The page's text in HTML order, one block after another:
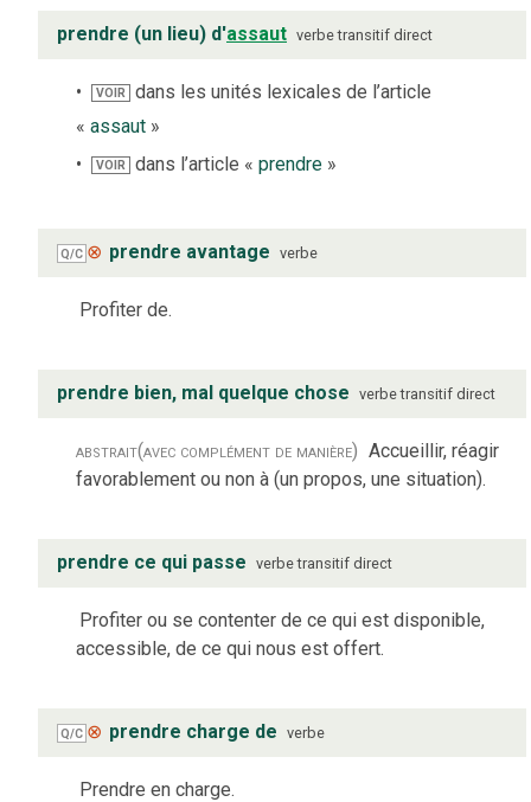
prendre (un lieu) d'assaut verbe transitif direct
VOIR
dans les unités lexicales de l’article
« assaut »
VOIR dans l’article «prendre »
Q/C ⊗ prendre avantage verbe
Profiter de.
prendre bien, mal quelque chose verbe transitif direct
abstrait(avec complément de manière) Accueillir, réagir
favorablement ou non à (un propos, une situation).
prendre ce qui passe verbe transitif direct
Profiter ou se contenter de ce qui est disponible,
accessible, de ce qui nous est offert.
Q/C ⊗ prendre charge de verbe
Prendre en charge.